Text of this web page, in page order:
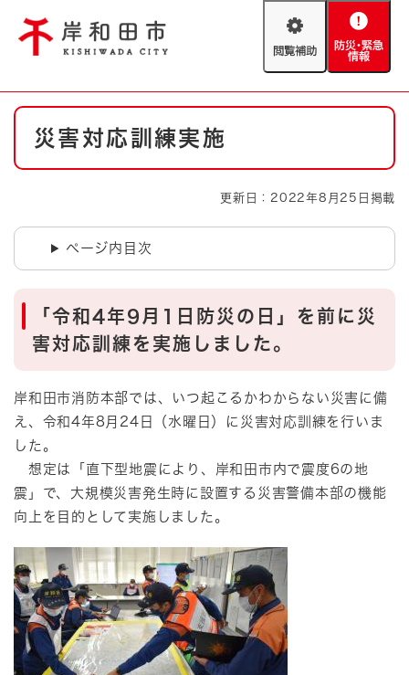
閲
助
防
緊
やさしい日本語
背景色変更 白 黒 青
とじる
防災・緊急情報
ハザードマップ AED設置箇所
本
災害対応訓練実施
更新日：2022年8月25日掲載
ページ内目次
「令和4年9月1日防災の日」を前に災
害対応訓練を実施しました。
岸和田市消防本部では、いつ起こるかわからない災害に備
え、令和4年8月24日（水曜日）に災害対応訓練を行いま
した。
想定は「直下型地震により、岸和田市内で震度6の地
震」で、大規模災害発生時に設置する災害警備本部の機能
向上を目的として実施しました。